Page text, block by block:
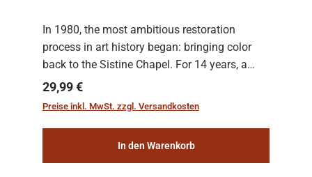
In 1980, the most ambitious restoration
process in art history began: bringing color
back to the Sistine Chapel. For 14 years, a
team of experts from the Vatican undertook
the meticulous job of cleaning and
Regulärer Preis:
29,99 €
Preise inkl. MwSt. zzgl. Versandkosten
In den Warenkorb